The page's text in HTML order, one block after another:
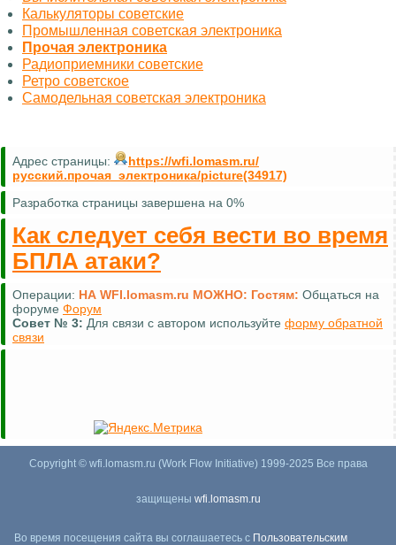
Калькуляторы советские
Промышленная советская электроника
Прочая электроника
Радиоприемники советские
Ретро советское
Самодельная советская электроника
Адрес страницы:
https://wfi.lomasm.ru/
русский.прочая_электроника/picture(34917)
Разработка страницы завершена на 0%
Как следует себя вести во время
БПЛА атаки?
Операции: НА WFI.lomasm.ru МОЖНО: Гостям: Общаться на
форуме Форум
Совет № 3: Для связи с автором используйте форму обратной
связи
Copyright © wfi.lomasm.ru (Work Flow Initiative) 1999-2025 Все права
защищены wfi.lomasm.ru
Во время посещения сайта вы соглашаетесь с Пользовательским